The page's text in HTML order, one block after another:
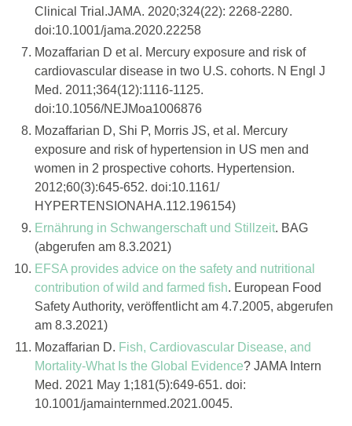
Clinical Trial.JAMA. 2020;324(22): 2268-2280.
doi:10.1001/jama.2020.22258
Mozaffarian D et al. Mercury exposure and risk of
cardiovascular disease in two U.S. cohorts. N Engl J
Med. 2011;364(12):1116-1125.
doi:10.1056/NEJMoa1006876
Mozaffarian D, Shi P, Morris JS, et al. Mercury
exposure and risk of hypertension in US men and
women in 2 prospective cohorts. Hypertension.
2012;60(3):645-652. doi:10.1161/
HYPERTENSIONAHA.112.196154)
Ernährung in Schwangerschaft und Stillzeit. BAG
(abgerufen am 8.3.2021)
EFSA provides advice on the safety and nutritional
contribution of wild and farmed fish. European Food
Safety Authority, veröffentlicht am 4.7.2005, abgerufen
am 8.3.2021)
Mozaffarian D. Fish, Cardiovascular Disease, and
Mortality-What Is the Global Evidence? JAMA Intern
Med. 2021 May 1;181(5):649-651. doi:
10.1001/jamainternmed.2021.0045.